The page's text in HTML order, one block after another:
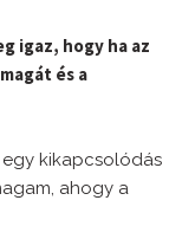
igaz, hogy ha az
és a
kikapcsolódás
ahogy a